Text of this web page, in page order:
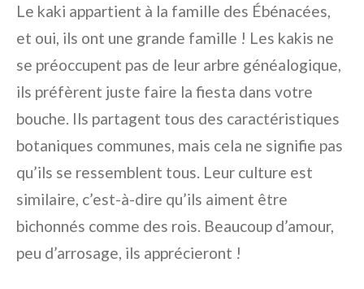
Le kaki appartient à la famille des Ébénacées,
et oui, ils ont une grande famille ! Les kakis ne
se préoccupent pas de leur arbre généalogique,
ils préfèrent juste faire la fiesta dans votre
bouche. Ils partagent tous des caractéristiques
botaniques communes, mais cela ne signifie pas
qu’ils se ressemblent tous. Leur culture est
similaire, c’est-à-dire qu’ils aiment être
bichonnés comme des rois. Beaucoup d’amour,
peu d’arrosage, ils apprécieront !